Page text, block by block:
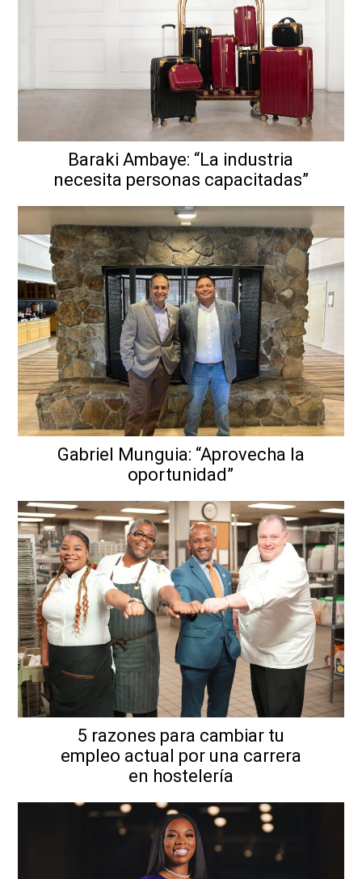
Baraki Ambaye: “La industria
necesita personas capacitadas”
Gabriel Munguia: “Aprovecha la
oportunidad”
5 razones para cambiar tu
empleo actual por una carrera
en hostelería